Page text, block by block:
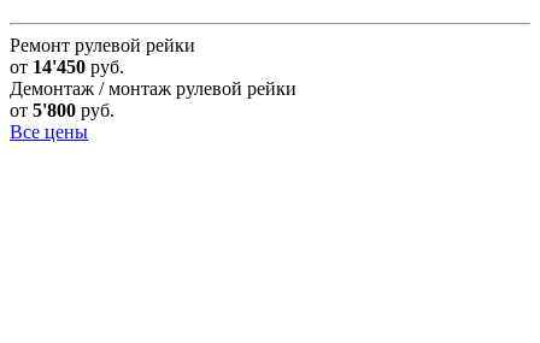
Ремонт рулевой рейки
от 14'450 руб.
Демонтаж / монтаж рулевой рейки
от 5'800 руб.
Все цены